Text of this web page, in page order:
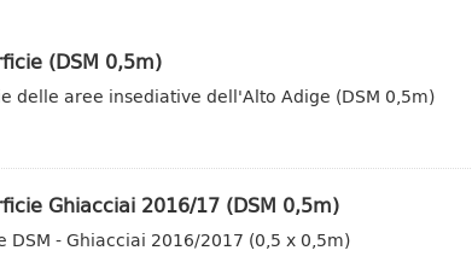
(DSM 0,5m)
delle aree insediative dell'Alto Adige (DSM 0,5m)
Ghiacciai 2016/17 (DSM 0,5m)
- Ghiacciai 2016/2017 (0,5 x 0,5m)